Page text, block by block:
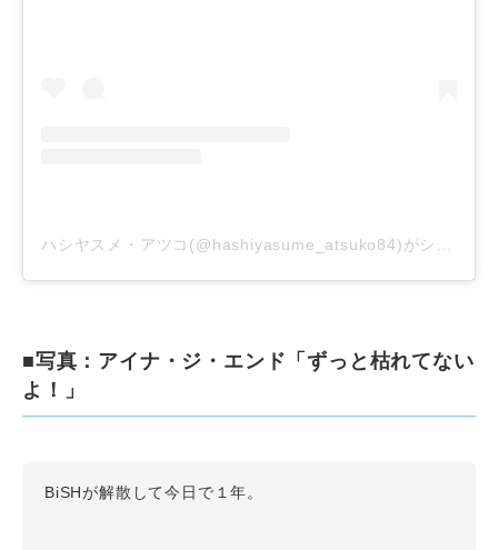
■写真：アイナ・ジ・エンド「ずっと枯れてない
よ！」
BiSHが解散して今日で１年。